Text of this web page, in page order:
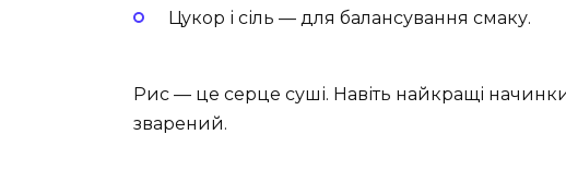
Цукор і сіль — для балансування смаку.
Рис — це серце суші. Навіть найкращі
зварений.